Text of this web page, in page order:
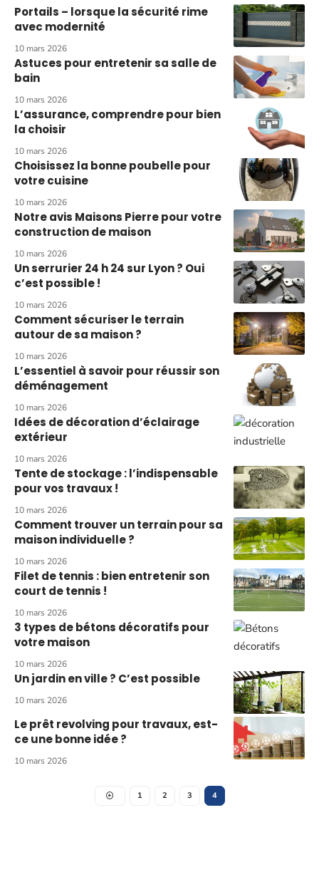
Portails – lorsque la sécurité rime
avec modernité
10 mars 2026
Astuces pour entretenir sa salle de
bain
10 mars 2026
L’assurance, comprendre pour bien
la choisir
10 mars 2026
Choisissez la bonne poubelle pour
votre cuisine
10 mars 2026
Notre avis Maisons Pierre pour votre
construction de maison
10 mars 2026
Un serrurier 24 h 24 sur Lyon ? Oui
c’est possible !
10 mars 2026
Comment sécuriser le terrain
autour de sa maison ?
10 mars 2026
L’essentiel à savoir pour réussir son
déménagement
10 mars 2026
Idées de décoration d’éclairage
extérieur
10 mars 2026
Tente de stockage : l’indispensable
pour vos travaux !
10 mars 2026
Comment trouver un terrain pour sa
maison individuelle ?
10 mars 2026
Filet de tennis : bien entretenir son
court de tennis !
10 mars 2026
3 types de bétons décoratifs pour
votre maison
10 mars 2026
Un jardin en ville ? C’est possible
10 mars 2026
Le prêt revolving pour travaux, est-
ce une bonne idée ?
10 mars 2026
1 2 3 4